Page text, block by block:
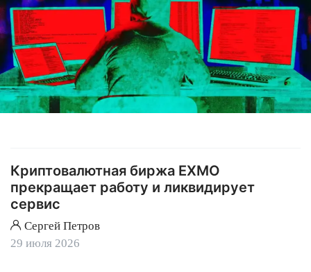
Криптовалютная биржа EXMO
прекращает работу и ликвидирует
сервис
Сергей Петров
29 июля 2026